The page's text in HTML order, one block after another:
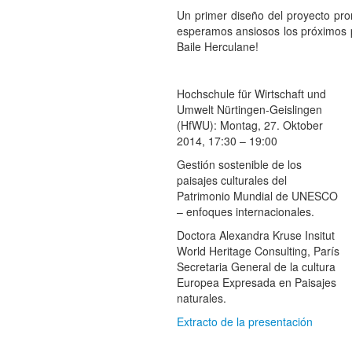
Un primer diseño del proyecto
esperamos ansiosos los
Baile Herculane!
Hochschule für Wirtschaft und
Umwelt Nürtingen-Geislingen
(HfWU): Montag, 27. Oktober
2014, 17:30 – 19:00
Gestión sostenible de los
paisajes culturales del
Patrimonio Mundial de UNESCO
– enfoques internacionales.
Doctora Alexandra Kruse Insitut
World Heritage Consulting, París
Secretaria General de la cultura
Europea Expresada en Paisajes
naturales.
Extracto de la presentación